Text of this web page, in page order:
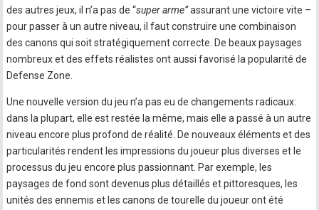
des autres jeux, il n’a pas de “super arme”assurant une victoire vite –
pour passer à un autre niveau, il faut construire une combinaison
des canons qui soit stratégiquement correcte. De beaux paysages
nombreux et des effets réalistes ont aussi favorisé la popularité de
Defense Zone.
Une nouvelle version du jeu n’a pas eu de changements radicaux:
dans la plupart, elle est restée la même, mais elle a passé à un autre
niveau encore plus profond de réalité. De nouveaux éléments et des
particularités rendent les impressions du joueur plus diverses et le
processus du jeu encore plus passionnant. Par exemple, les
paysages de fond sont devenus plus détaillés et pittoresques, les
unités des ennemis et les canons de tourelle du joueur ont été